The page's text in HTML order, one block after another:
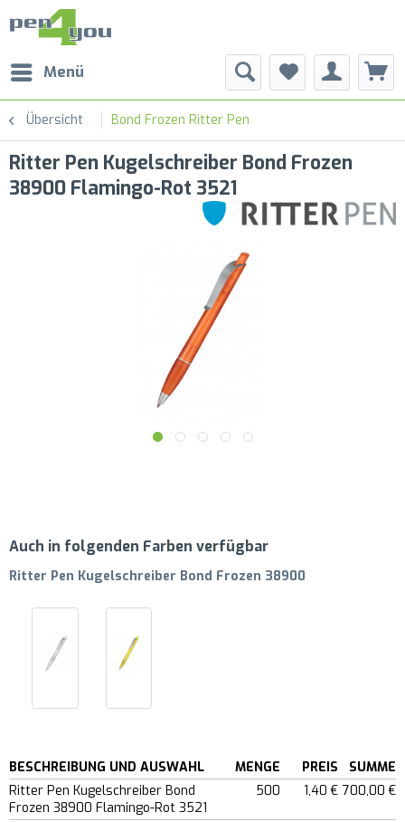
Menü
Übersicht Bond Frozen Ritter Pen
Ritter Pen Kugelschreiber Bond Frozen
38900 Flamingo-Rot 3521
Auch in folgenden Farben verfügbar
Ritter Pen Kugelschreiber Bond Frozen 38900
BESCHREIBUNG UND AUSWAHL MENGE PREIS
SUMME
Ritter Pen Kugelschreiber Bond
Frozen 38900 Flamingo-Rot 3521
500 1,40 € 700,00 €